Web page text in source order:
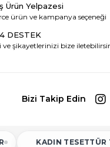
Ürün Yelpazesi
ürün ve kampanya seçeneği
DESTEK
ve şikayetlerinizi bize
Bizi Takip Edin
KADIN TESETTÜR TUNIK